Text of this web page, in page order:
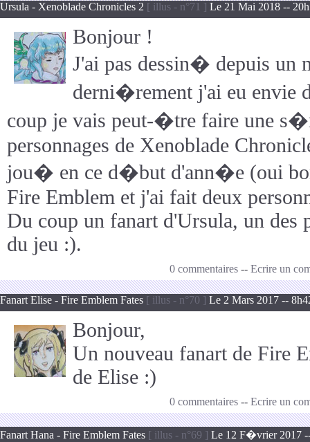
Ursula - Xenoblade Chronicles 2 [ illus - n°71 ] Le 21 Mai 2018 --
Bonjour !
J'ai pas dessin� depuis un
derni�rement j'ai eu envie
coup je vais peut-�tre faire une
personnages de Xenoblade
jou� en ce d�but d'ann�e (oui
Fire Emblem et j'ai fait deux
Du coup un fanart d'Ursula, un des
du jeu :).
0 commentaires -- Ecrire un
Fanart Elise - Fire Emblem Fates [ illus - n°70 ] Le 2 Mars 2017 --
Bonjour,
Un nouveau fanart de Fire
de Elise :)
0 commentaires -- Ecrire un
Fanart Hana - Fire Emblem Fates [ illus - n°69 ] Le 12 F�vrier 2017